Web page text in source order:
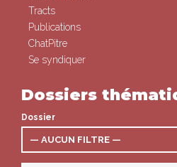
Tracts
Publications
ChatPitre
Se syndiquer
Dossiers
Dossier